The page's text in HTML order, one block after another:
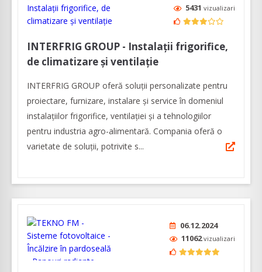
5431 vizualizari
INTERFRIG GROUP - Instalații frigorifice,
de climatizare și ventilație
INTERFRIG GROUP oferă soluții personalizate pentru
proiectare, furnizare, instalare şi service în domeniul
instalaţiilor frigorifice, ventilaţiei şi a tehnologiilor
pentru industria agro-alimentară. Compania oferă o
varietate de soluţii, potrivite s...
06.12.2024
11062vizualizari